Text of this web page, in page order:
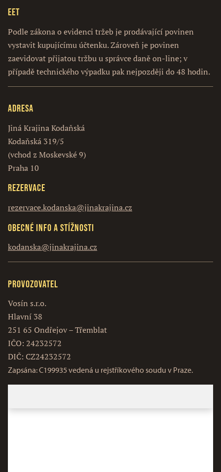
EET
Podle zákona o evidenci tržeb je prodávající povinen
vystavit kupujícímu účtenku. Zároveň je povinen
zaevidovat přijatou tržbu u správce daně on-line; v
případě technického výpadku pak nejpozději do 48 hodin.
Adresa
Jiná Krajina Kodaňská
Kodaňská 319/5
(vchod z Moskevské 9)
Praha 10
Rezervace
rezervace.kodanska@jinakrajina.cz
Obecné info a stížnosti
kodanska@jinakrajina.cz
Provozovatel
Vosín s.r.o.
Hlavní 38
251 65 Ondřejov – Třemblat
IČO: 24232572
DIČ: CZ24232572
Zapsána: C199935 vedená u rejstříkového soudu v Praze.